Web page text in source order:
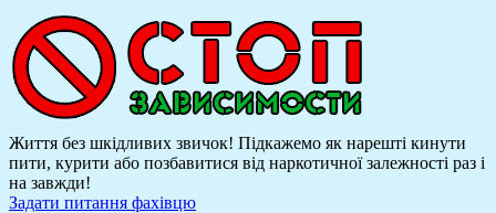
Життя без шкідливих звичок! Підкажемо як нарешті кинути
пити, курити або позбавитися від наркотичної залежності раз і
на завжди!
Задати питання фахівцю